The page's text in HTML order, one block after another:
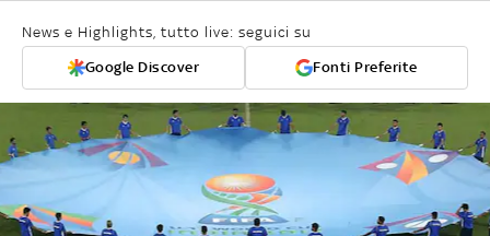
News e Highlights, tutto live: seguici su
Google Discover Fonti Preferite